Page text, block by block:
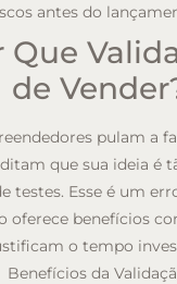
antes do
Que
de
pulam a
que sua ideia é
testes. Esse é um
oferece benefícios
o tempo
Benefícios da